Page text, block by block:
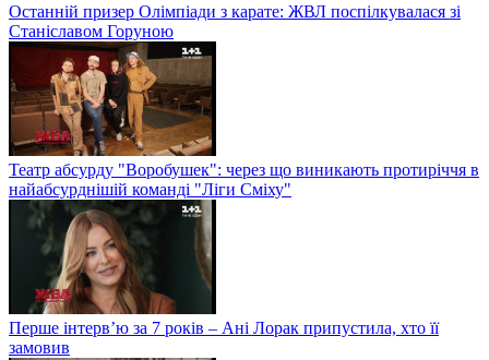
Останній призер Олімпіади з карате: ЖВЛ поспілкувалася зі
Станіславом Горуною
Театр абсурду "Воробушек": через що виникають протиріччя в
найабсурднішій команді "Ліги Сміху"
Перше інтерв’ю за 7 років – Ані Лорак припустила, хто її
замовив